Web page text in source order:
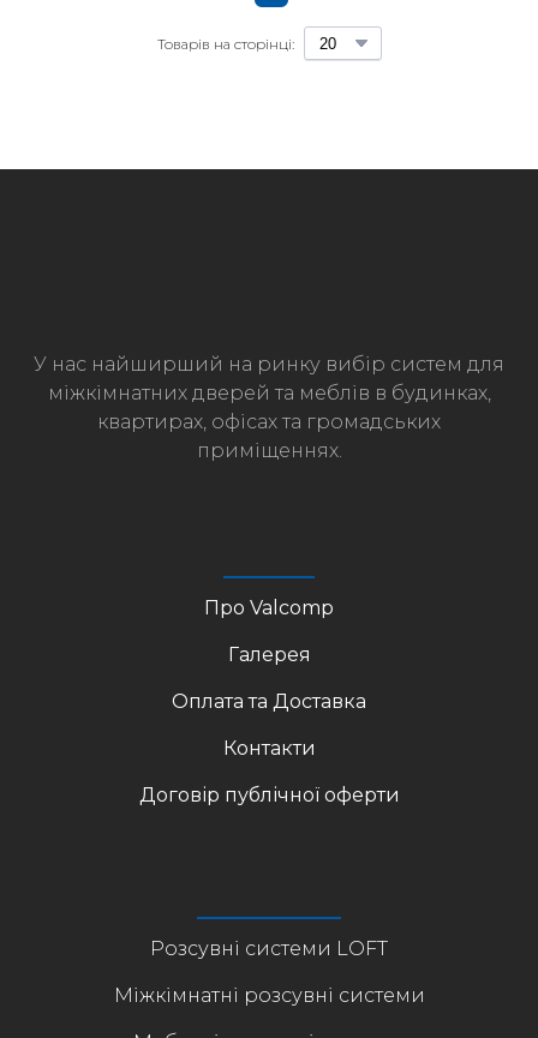
Товарів на сторінці:
У нас найширший на ринку вибір систем для
міжкімнатних дверей та меблів в будинках,
квартирах, офісах та громадських
приміщеннях.
Про Valcomp
Галерея
Оплата та Доставка
Контакти
Договір публічної оферти
Розсувні системи LOFT
Міжкімнатні розсувні системи